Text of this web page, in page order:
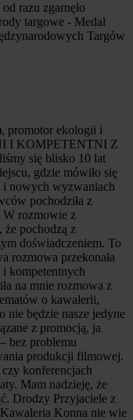
razu zgarnęło
targowe - Medal
Targów
promotor ekologii i
I KOMPETENTNI Z
się blisko 10 lat
gdzie mówiło się
i nowych wyzwaniach
pochodziła z
W rozmowie z
że pochodzą z
doświadczeniem. To
rozmowa przekonała
i kompetentnych
na mnie rozmowa z
o kawalerii,
nie będzie nasze jedyne
z promocją, ja
bez problemu
produkcji filmowej.
konferencjach
Mam nadzieję, że
Drodzy Przyjaciele z
Konna nie wie